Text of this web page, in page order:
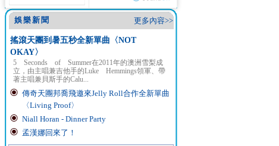
更多內容>>
娛樂新聞
搖滾天團到暑五秒全新單曲〈NOT
OKAY〉
5 Seconds of Summer在2011年的澳洲雪梨成
立，由主唱兼吉他手的Luke Hemmings領軍、帶
著主唱兼貝斯手的Calu...
傳奇天團邦喬飛邀來Jelly Roll合作全新單曲
〈Living Proof〉
Niall Horan - Dinner Party
孟漢娜回來了！